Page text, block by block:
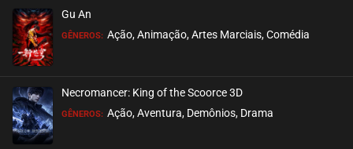
EPISÓDIO 02
Zhu Tian Ji
EPISÓDIO 01
Gu An
GÊNEROS: Ação, Animação, Artes Marciais, Comédia
Necromancer: King of the Scoorce 3D
GÊNEROS: Ação, Aventura, Demônios, Drama